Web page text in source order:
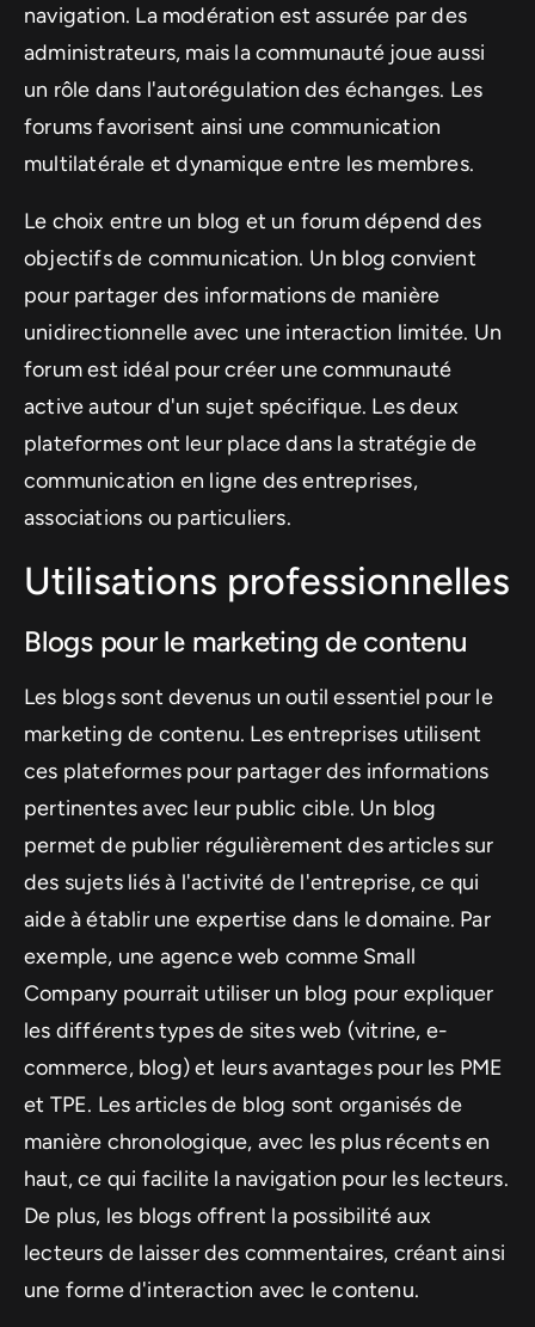
navigation. La modération est assurée par des
administrateurs, mais la communauté joue aussi
un rôle dans l'autorégulation des échanges. Les
forums favorisent ainsi une communication
multilatérale et dynamique entre les membres.
Le choix entre un blog et un forum dépend des
objectifs de communication. Un blog convient
pour partager des informations de manière
unidirectionnelle avec une interaction limitée. Un
forum est idéal pour créer une communauté
active autour d'un sujet spécifique. Les deux
plateformes ont leur place dans la stratégie de
communication en ligne des entreprises,
associations ou particuliers.
Utilisations professionnelles
Blogs pour le marketing de contenu
Les blogs sont devenus un outil essentiel pour le
marketing de contenu. Les entreprises utilisent
ces plateformes pour partager des informations
pertinentes avec leur public cible. Un blog
permet de publier régulièrement des articles sur
des sujets liés à l'activité de l'entreprise, ce qui
aide à établir une expertise dans le domaine. Par
exemple, une agence web comme Small
Company pourrait utiliser un blog pour expliquer
les différents types de sites web (vitrine, e-
commerce, blog) et leurs avantages pour les PME
et TPE. Les articles de blog sont organisés de
manière chronologique, avec les plus récents en
haut, ce qui facilite la navigation pour les lecteurs.
De plus, les blogs offrent la possibilité aux
lecteurs de laisser des commentaires, créant ainsi
une forme d'interaction avec le contenu.